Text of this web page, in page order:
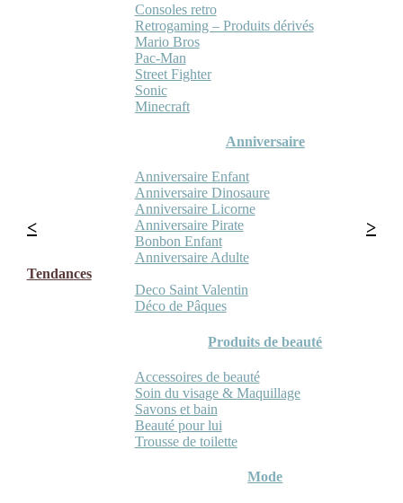
Consoles retro
Retrogaming – Produits dérivés
Mario Bros
Pac-Man
Street Fighter
Sonic
Minecraft
Anniversaire
Anniversaire Enfant
Anniversaire Dinosaure
Anniversaire Licorne
Anniversaire Pirate
Bonbon Enfant
Anniversaire Adulte
Tendances
Deco Saint Valentin
Déco de Pâques
Produits de beauté
Accessoires de beauté
Soin du visage & Maquillage
Savons et bain
Beauté pour lui
Trousse de toilette
Mode